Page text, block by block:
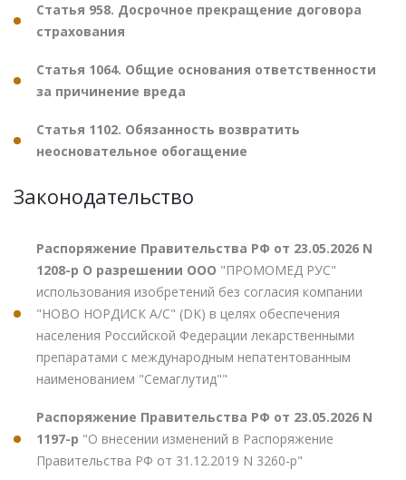
Статья 958. Досрочное прекращение договора
страхования
Статья 1064. Общие основания ответственности
за причинение вреда
Статья 1102. Обязанность возвратить
неосновательное обогащение
Законодательство
Распоряжение Правительства РФ от 23.05.2026 N
1208-р О разрешении ООО "ПРОМОМЕД РУС"
использования изобретений без согласия компании
"НОВО НОРДИСК А/С" (DK) в целях обеспечения
населения Российской Федерации лекарственными
препаратами с международным непатентованным
наименованием "Семаглутид""
Распоряжение Правительства РФ от 23.05.2026 N
1197-р "О внесении изменений в Распоряжение
Правительства РФ от 31.12.2019 N 3260-р"